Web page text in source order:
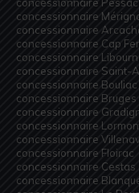
concessionnaire
concessionnaire
concessionnaire Cap
concessionnaire
concessionnaire Saint-
concessionnaire Bouliac
concessionnaire Bruges
concessionnaire
concessionnaire
concessionnaire
concessionnaire Floirac
concessionnaire Cestas
concessionnaire